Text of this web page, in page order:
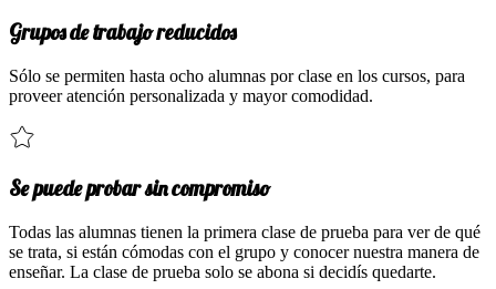
Grupos de trabajo reducidos
Sólo se permiten hasta ocho alumnas por clase en los cursos, para
proveer atención personalizada y mayor comodidad.
Se puede probar sin compromiso
Todas las alumnas tienen la primera clase de prueba para ver de qué
se trata, si están cómodas con el grupo y conocer nuestra manera de
enseñar. La clase de prueba solo se abona si decidís quedarte.